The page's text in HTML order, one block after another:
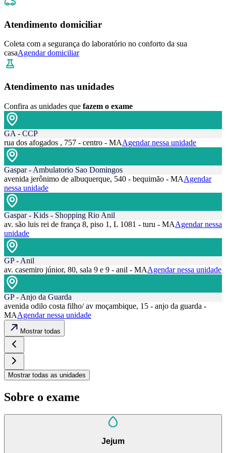
Atendimento domiciliar
Coleta com a segurança do laboratório no conforto da sua
casaAgendar domiciliar
Atendimento nas unidades
Confira as unidades que fazem o exame
GA - CCP
rua dos afogados , 757 - centro - MAAgendar nessa unidade
Gaspar - Ambulatorio Sao Domingos
avenida jerônimo de albuquerque, 540 - bequimão - MAAgendar
nessa unidade
Gaspar - Kids - Shopping Rio Anil
av. são luis rei de frança 8, piso 1, L 1081 - turu - MAAgendar nessa
unidade
GP - Anil
av. casemiro júnior, 80, sala 9 e 9 - anil - MAAgendar nessa unidade
GP - Anjo da Guarda
avenida odilo costa filho/ av moçambique, 15 - anjo da guarda -
MAAgendar nessa unidade
Mostrar todas
Mostrar todas as unidades
Sobre o exame
Jejum